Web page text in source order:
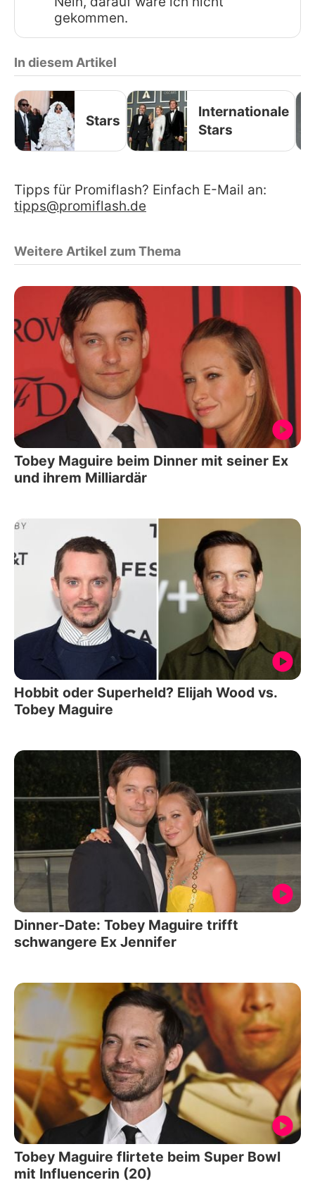
gekommen.
In diesem Artikel
Stars
Internationale
Stars
Tipps für Promiflash? Einfach E-Mail an:
tipps@promiflash.de
Weitere Artikel zum Thema
Tobey Maguire beim Dinner mit seiner Ex
und ihrem Milliardär
Hobbit oder Superheld? Elijah Wood vs.
Tobey Maguire
Dinner-Date: Tobey Maguire trifft
schwangere Ex Jennifer
Tobey Maguire flirtete beim Super Bowl
mit Influencerin (20)